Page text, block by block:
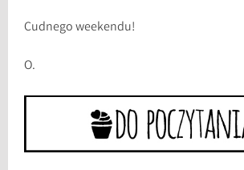
Cudnego weekendu!
O.